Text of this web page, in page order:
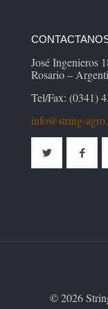
José Ingenieros
Rosario –
Tel/Fax: (0341)
info@string-
© 2026